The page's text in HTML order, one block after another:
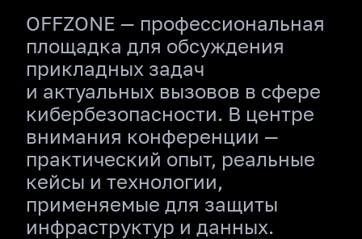
OFFZONE — профессиональная
площадка для обсуждения
прикладных задач
и актуальных вызовов в сфере
кибербезопасности. В центре
внимания конференции —
практический опыт, реальные
кейсы и технологии,
применяемые для защиты
инфраструктур и данных.